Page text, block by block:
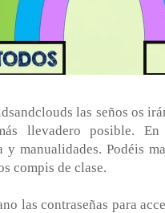
las seños os
llevadero posible.
y manualidades. Podéis
compis de clase.
las contraseñas para